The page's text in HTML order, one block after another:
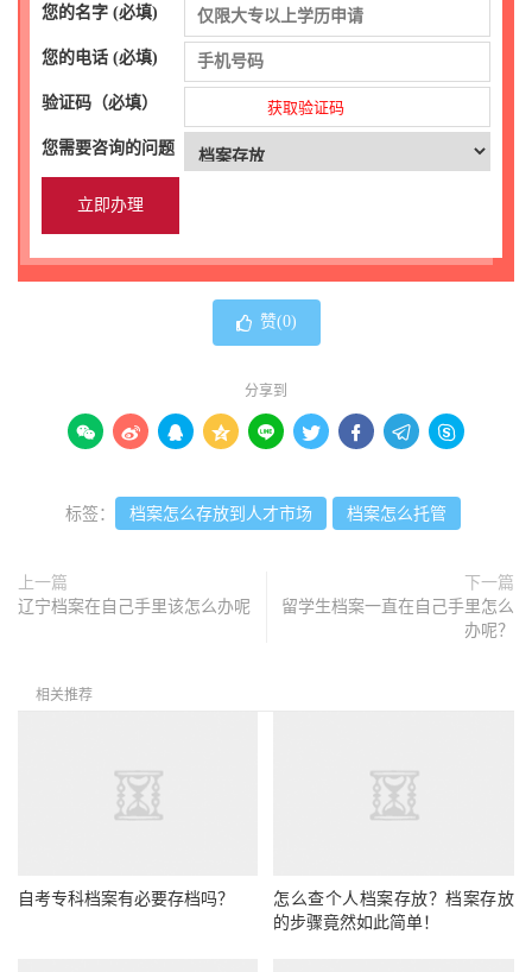
您的名字 (必填)
您的电话 (必填)
验证码（必填） 获取验证码
您需要咨询的问题
赞(0)
分享到
        
标签： 档案怎么存放到人才市场 档案怎么托管
上一篇
辽宁档案在自己手里该怎么办呢
下一篇
留学生档案一直在自己手里怎么
办呢？
相关推荐
自考专科档案有必要存档吗？
怎么查个人档案存放？档案存放
的步骤竟然如此简单！